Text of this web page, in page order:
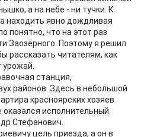
а на небе - ни тучки. К
находить явно дождливая
понятно, что на этот раз
Заозёрного. Поэтому я решил
рассказать читателям, как
станция,
районов. Здесь в небольшой
красноярских хозяев
исполнительный
Стефанович.
цель приезда, а он в